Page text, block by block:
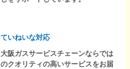
ていねいな対応
大阪ガスサービスチェーンならでは
のクオリティの高いサービスをお届